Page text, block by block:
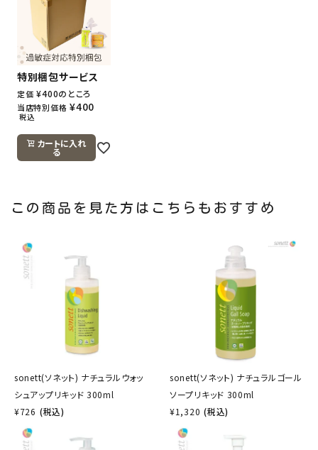
特別梱包サービス
定価 ¥400のところ
当店特別価格 ¥400
税込
カートに入れ
る
この商品を見た方はこちらもおすすめ
sonett(ソネット) ナチュラルウォッ
シュアップリキッド 300ml
¥726 (税込)
sonett(ソネット) ナチュラルゴール
ソープリキッド 300ml
¥1,320 (税込)